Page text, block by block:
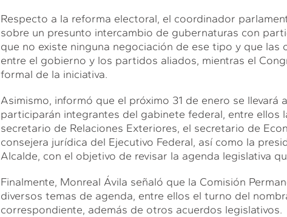
Respecto a la reforma electoral, el coordinador
sobre un presunto intercambio de gubernaturas con
que no existe ninguna negociación de ese tipo y que las
entre el gobierno y los partidos aliados, mientras el
formal de la iniciativa.
Asimismo, informó que el próximo 31 de enero se llevará
participarán integrantes del gabinete federal, entre ellos
secretario de Relaciones Exteriores, el secretario de
consejera jurídica del Ejecutivo Federal, así como la
Alcalde, con el objetivo de revisar la agenda legislativa
Finalmente, Monreal Ávila señaló que la Comisión
diversos temas de agenda, entre ellos el turno del
correspondiente, además de otros acuerdos legislativos.